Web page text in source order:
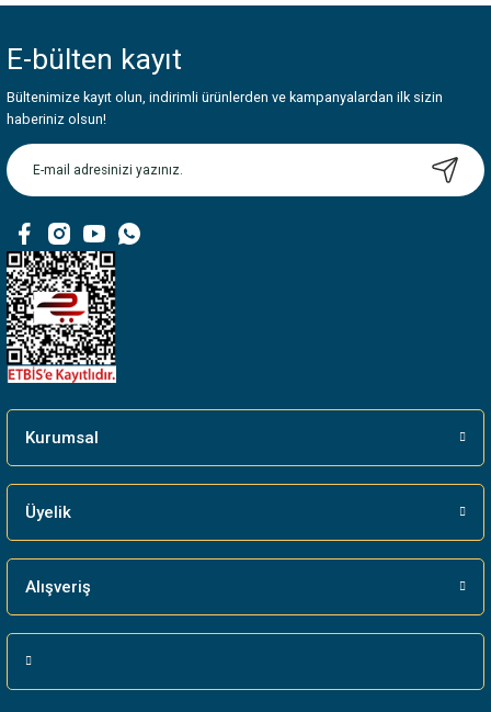
Görüş ve önerileriniz için teşekkür ederiz.
Ürün resmi kalitesiz, bozuk veya görüntülenemiyor.
Ürün açıklamasında eksik bilgiler bulunuyor.
Ürün bilgilerinde hatalar bulunuyor.
Bu ürüne benzer farklı alternatifler olmalı.
E-bülten kayıt
Bültenimize kayıt olun, indirimli ürünlerden ve kampanyalardan ilk sizin
haberiniz olsun!
Kurumsal
Üyelik
Alışveriş